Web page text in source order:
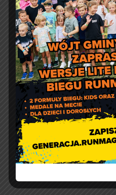
Urząd Gminy w Rząśni
ul. 1 Maja 37
98 – 332 Rząśnia
e-doręczenia:AE:PL-
adres email:
tel. 44 631-71-22 (biuro
Godziny otwarcia
pon.: 9:00 – 17:00
wt. – pt.: 7:30 – 15:30